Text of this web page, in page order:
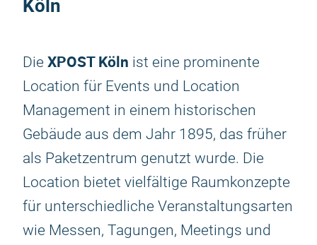
Köln
Die XPOST Köln ist eine prominente
Location für Events und Location
Management in einem historischen
Gebäude aus dem Jahr 1895, das früher
als Paketzentrum genutzt wurde. Die
Location bietet vielfältige Raumkonzepte
für unterschiedliche Veranstaltungsarten
wie Messen, Tagungen, Meetings und